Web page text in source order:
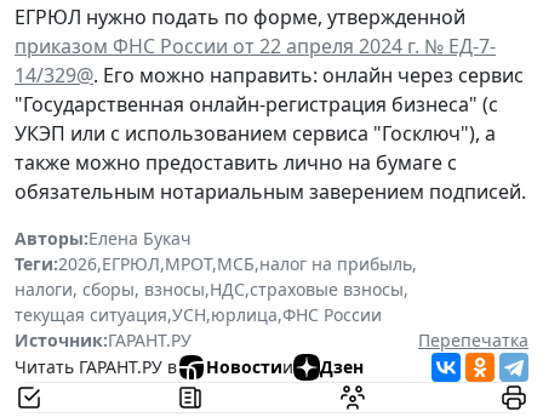
ЕГРЮЛ нужно подать по форме, утвержденной
приказом ФНС России от 22 апреля 2024 г. № ЕД-7-
14/329@. Его можно направить: онлайн через сервис
"Государственная онлайн-регистрация бизнеса" (с
УКЭП или с использованием сервиса "Госключ"), а
также можно предоставить лично на бумаге с
обязательным нотариальным заверением подписей.
Авторы:Елена Букач
Теги:2026,ЕГРЮЛ,МРОТ,МСБ,налог на прибыль,
налоги, сборы, взносы,НДС,страховые взносы,
текущая ситуация,УСН,юрлица,ФНС России
Источник:ГАРАНТ.РУ
Перепечатка
Читать ГАРАНТ.РУ в
Новостии Дзен